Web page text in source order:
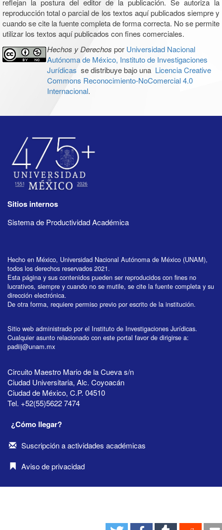
reflejan la postura del editor de la publicación. Se autoriza la
reproducción total o parcial de los textos aquí publicados siempre y
cuando se cite la fuente completa de forma correcta. No se permite
utilizar los textos aquí publicados con fines comerciales.
Hechos y Derechos por Universidad Nacional
Autónoma de México, Instituto de Investigaciones
Jurídicas se distribuye bajo una Licencia Creative
Commons Reconocimiento-NoComercial 4.0
Internacional.
Sitios internos
Sistema de Productividad Académica
Hecho en México, Universidad Nacional Autónoma de México (UNAM),
todos los derechos reservados 2021.
Esta página y sus contenidos pueden ser reproducidos con fines no
lucrativos, siempre y cuando no se mutile, se cite la fuente completa y su
dirección electrónica.
De otra forma, requiere permiso previo por escrito de la institución.
Sitio web administrado por el Instituto de Investigaciones Jurídicas.
Cualquier asunto relacionado con este portal favor de dirigirse a:
padiij@unam.mx
Circuito Maestro Mario de la Cueva s/n
Ciudad Universitaria, Alc. Coyoacán
Ciudad de México, C.P. 04510
Tel. +52(55)5622 7474
¿Cómo llegar?
Suscripción a actividades académicas
Aviso de privacidad